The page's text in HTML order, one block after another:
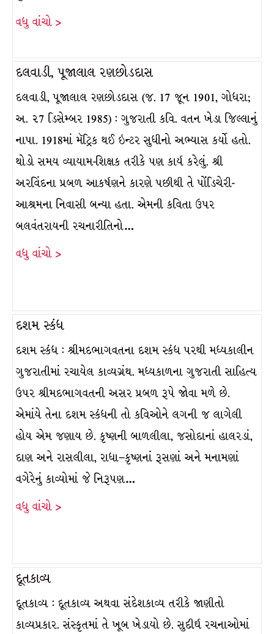
વધુ વાંચો >
દલવાડી, પૂજાલાલ રણછોડદાસ
દલવાડી, પૂજાલાલ રણછોડદાસ (જ. 17 જૂન 1901, ગોધરા;
અ. ૨7 ડિસેમ્બર 1985) : ગુજરાતી કવિ. વતન ખેડા જિલ્લાનું
નાપા. 1918માં મૅટ્રિક થઈ ઇન્ટર સુધીનો અભ્યાસ કર્યો હતો.
થોડો સમય વ્યાયામ-શિક્ષક તરીકે પણ કાર્ય કરેલું. શ્રી
અરવિંદના પ્રબળ આકર્ષણને કારણે પછીથી તે પોંડિચેરી-
આશ્રમના નિવાસી બન્યા હતા. એમની કવિતા ઉપર
બલવંતરાયની રચનારીતિનો…
વધુ વાંચો >
દશમ સ્કંધ
દશમ સ્કંધ : શ્રીમદભાગવતના દશમ સ્કંધ પરથી મધ્યકાલીન
ગુજરાતીમાં રચાયેલ કાવ્યગ્રંથ. મધ્યકાળના ગુજરાતી સાહિત્ય
ઉપર શ્રીમદભાગવતની અસર પ્રબળ રૂપે જોવા મળે છે.
એમાંયે તેના દશમ સ્કંધની તો કવિઓને લગની જ લાગેલી
હોય એમ જણાય છે. કૃષ્ણની બાળલીલા, જસોદાનાં હાલરડાં,
દાણ અને રાસલીલા, રાધા–કૃષ્ણનાં રૂસણાં અને મનામણાં
વગેરેનું કાવ્યોમાં જે નિરૂપણ…
વધુ વાંચો >
દૂતકાવ્ય
દૂતકાવ્ય : દૂતકાવ્ય અથવા સંદેશકાવ્ય તરીકે જાણીતો
કાવ્યપ્રકાર. સંસ્કૃતમાં તે ખૂબ ખેડાયો છે. સુદીર્ઘ રચનાઓમાં